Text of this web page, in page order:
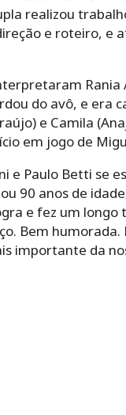
realizou
e roteiro, e
do avô, e era
e Camila
em jogo de
e Paulo Betti se
90 anos de
e fez um
Bem
importante da